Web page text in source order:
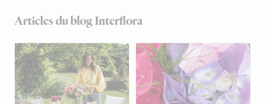
Articles du blog Interflora